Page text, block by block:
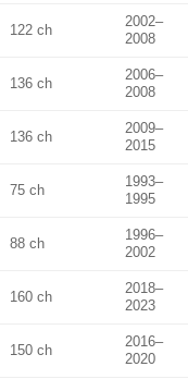
122 ch
2002–
2008
136 ch
2006–
2008
136 ch
2009–
2015
75 ch
1993–
1995
88 ch
1996–
2002
160 ch
2018–
2023
150 ch
2016–
2020